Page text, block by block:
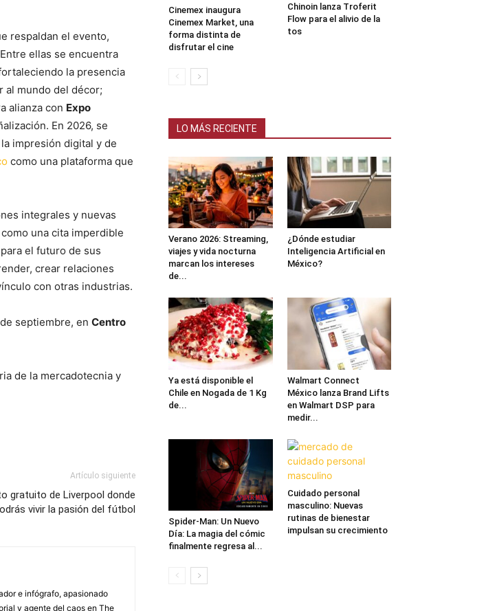
respaldan el evento,
ellas se encuentra
la presencia
al mundo del décor;
alianza con Expo
En 2026, se
impresión digital y de
como una plataforma que
integrales y nuevas
una cita imperdible
el futuro de sus
crear relaciones
con otras industrias.
septiembre, en Centro
de la mercadotecnia y
Artículo siguiente
gratuito de Liverpool donde
vivir la pasión del fútbol
e infógrafo, apasionado
y agente del caos en The
Cinemex inaugura
Cinemex Market, una
forma distinta de
disfrutar el cine
Chinoin lanza Troferit
Flow para el alivio de la
tos
LO MÁS RECIENTE
Verano 2026: Streaming,
viajes y vida nocturna
marcan los intereses
de...
¿Dónde estudiar
Inteligencia Artificial en
México?
Ya está disponible el
Chile en Nogada de 1 Kg
de...
Walmart Connect
México lanza Brand Lifts
en Walmart DSP para
medir...
Spider-Man: Un Nuevo
Día: La magia del cómic
finalmente regresa al...
Cuidado personal
masculino: Nuevas
rutinas de bienestar
impulsan su crecimiento